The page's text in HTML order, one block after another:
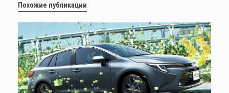
Похожие публикации